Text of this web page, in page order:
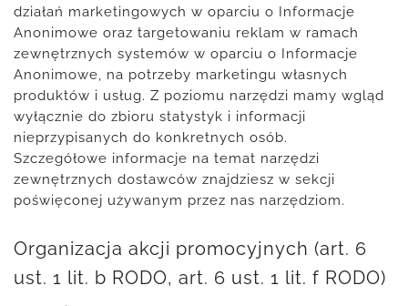
działań marketingowych w oparciu o Informacje
Anonimowe oraz targetowaniu reklam w ramach
zewnętrznych systemów w oparciu o Informacje
Anonimowe, na potrzeby marketingu własnych
produktów i usług. Z poziomu narzędzi mamy wgląd
wyłącznie do zbioru statystyk i informacji
nieprzypisanych do konkretnych osób.
Szczegółowe informacje na temat narzędzi
zewnętrznych dostawców znajdziesz w sekcji
poświęconej używanym przez nas narzędziom.
Organizacja akcji promocyjnych (art. 6
ust. 1 lit. b RODO, art. 6 ust. 1 lit. f RODO)